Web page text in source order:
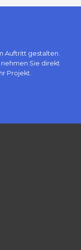
Auftritt gestalten.
Sie direkt
Projekt.